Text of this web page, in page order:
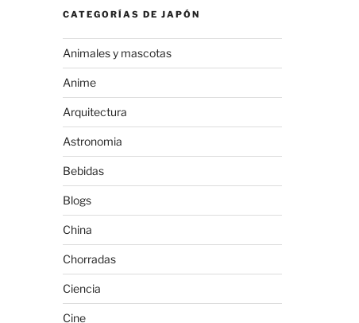
CATEGORÍAS DE JAPÓN
Animales y mascotas
Anime
Arquitectura
Astronomia
Bebidas
Blogs
China
Chorradas
Ciencia
Cine